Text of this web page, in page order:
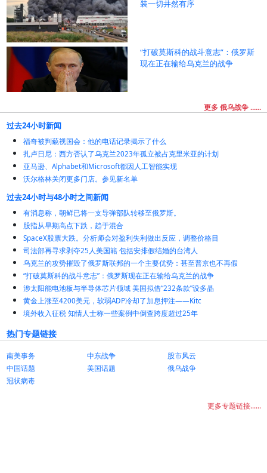
装一切井然有序
“打破莫斯科的战斗意志”：俄罗斯
现在正在输给乌克兰的战争
更多 俄乌战争 ......
过去24小时新闻
福奇被判藐视国会：他的电话记录揭示了什么
扎卢日尼：西方否认了乌克兰2023年孤立被占克里米亚的计划
亚马逊、Alphabet和Microsoft都因人工智能实现
沃尔格林关闭更多门店。参见新名单
过去24小时与48小时之间新闻
有消息称，朝鲜已将一支导弹部队转移至俄罗斯。
股指从早期高点下跌，趋于混合
SpaceX股票大跌。分析师会对盈利失利做出反应，调整价格目
司法部再寻求剥夺25人美国籍 包括安排假结婚的台湾人
乌克兰的攻势摧毁了俄罗斯联邦的一个主要优势：甚至普京也不再假
“打破莫斯科的战斗意志”：俄罗斯现在正在输给乌克兰的战争
涉太阳能电池板与半导体芯片领域 美国拟借“232条款”设多晶
黄金上涨至4200美元，软弱ADP冷却了加息押注——Kitc
境外收入征税 知情人士称一些案例中倒查跨度超过25年
热门专题链接
南美事务 中东战争
股市风云
中国话题
美国话题
俄乌战争
冠状病毒
更多专题链接......